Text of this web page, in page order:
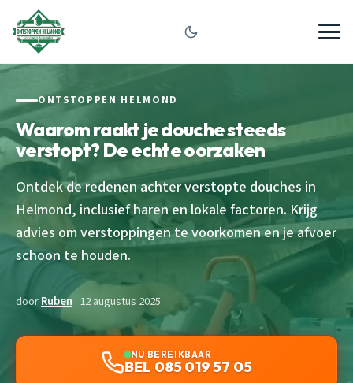
ONTSTOPPEN HELMOND
Waarom raakt je douche steeds
verstopt? De echte oorzaken
Ontdek de redenen achter verstopte douches in
Helmond, inclusief haren en lokale factoren. Krijg
advies om verstoppingen te voorkomen en je afvoer
schoon te houden.
doorRuben · 12 augustus 2025
NU BEREIKBAAR
BEL 085 019 57 05